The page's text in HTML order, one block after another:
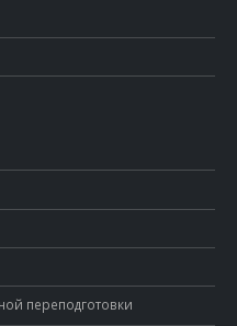
переподготовки